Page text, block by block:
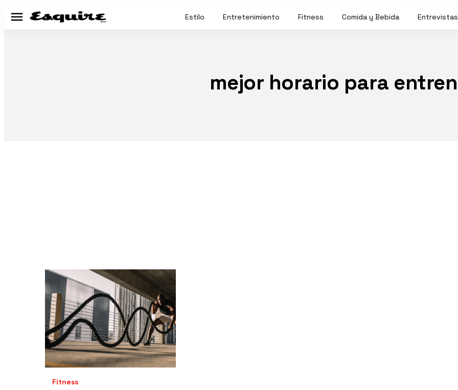
Menú Estilo Entretenimiento Fitness Comida y Bebida Entrevistas
mejor horario para
Fitness